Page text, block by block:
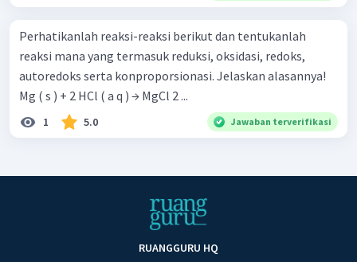
Perhatikanlah reaksi-reaksi berikut dan tentukanlah
reaksi mana yang termasuk reduksi, oksidasi, redoks,
autoredoks serta konproporsionasi. Jelaskan alasannya!
Mg ( s ) + 2 HCl ( a q ) → MgCl 2 ...
1 5.0 Jawaban terverifikasi
RUANGGURU HQ